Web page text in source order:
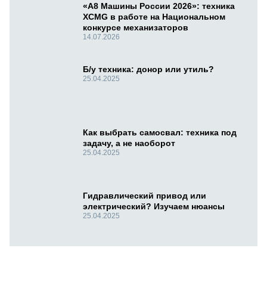
«А8 Машины России 2026»: техника
XCMG в работе на Национальном
конкурсе механизаторов
14.07.2026
Б/у техника: донор или утиль?
25.04.2025
Как выбрать самосвал: техника под
задачу, а не наоборот
25.04.2025
Гидравлический привод или
электрический? Изучаем нюансы
25.04.2025